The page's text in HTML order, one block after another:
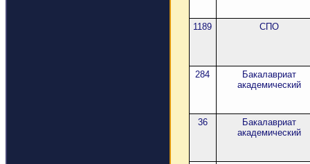
1189 СПО
284
Бакалавриат
академический
36
Бакалавриат
академический